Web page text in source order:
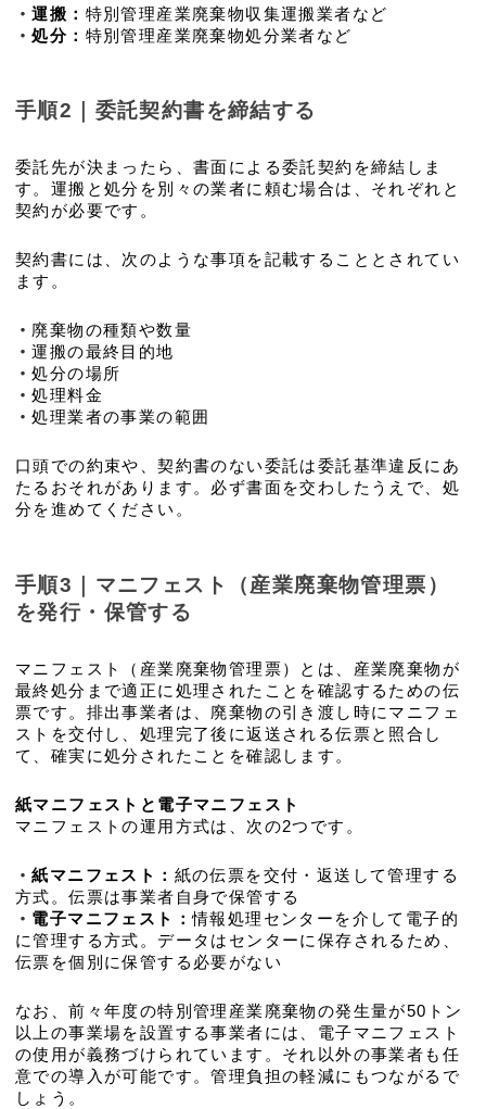
・運搬： 特別管理産業廃棄物収集運搬業者など
・処分： 特別管理産業廃棄物処分業者など
手順2｜委託契約書を締結する
委託先が決まったら、書面による委託契約を締結しま
す。運搬と処分を別々の業者に頼む場合は、それぞれと
契約が必要です。
契約書には、次のような事項を記載することとされてい
ます。
・ 廃棄物の種類や数量
・運搬の最終目的地
・処分の場所
・処理料金
・処理業者の事業の範囲
口頭での約束や、契約書のない委託は委託基準違反にあ
たるおそれがあります。必ず書面を交わしたうえで、処
分を進めてください。
手順3｜マニフェスト（産業廃棄物管理票）
を発行・保管する
マニフェスト（産業廃棄物管理票）とは、産業廃棄物が
最終処分まで適正に処理されたことを確認するための伝
票です。排出事業者は、廃棄物の引き渡し時にマニフェ
ストを交付し、処理完了後に返送される伝票と照合し
て、確実に処分されたことを確認します。
紙マニフェストと電子マニフェスト
マニフェストの運用方式は、次の2つです。
・紙マニフェスト： 紙の伝票を交付・返送して管理する
方式。伝票は事業者自身で保管する
・ 電子マニフェスト：情報処理センターを介して電子的
に管理する方式。データはセンターに保存されるため、
伝票を個別に保管する必要がない
なお、前々年度の特別管理産業廃棄物の発生量が50トン
以上の事業場を設置する事業者には、電子マニフェスト
の使用が義務づけられています。それ以外の事業者も任
意での導入が可能です。管理負担の軽減にもつながるで
しょう。